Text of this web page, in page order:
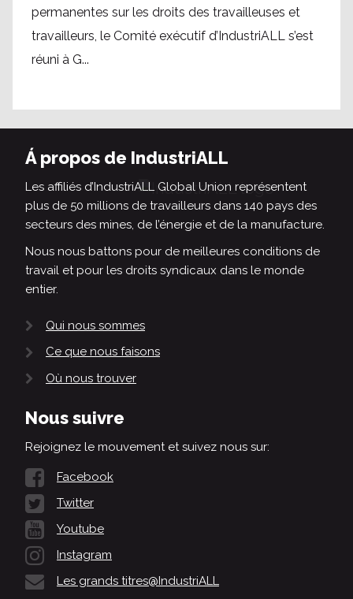
permanentes sur les droits des travailleuses et
travailleurs, le Comité exécutif d’IndustriALL s’est
réuni à G...
Á propos de IndustriALL
Les affiliés d’IndustriALL Global Union représentent
plus de 50 millions de travailleurs dans 140 pays des
secteurs des mines, de l’énergie et de la manufacture.
Nous nous battons pour de meilleures conditions de
travail et pour les droits syndicaux dans le monde
entier.
Qui nous sommes
Ce que nous faisons
Où nous trouver
Nous suivre
Rejoignez le mouvement et suivez nous sur:
Facebook
Twitter
Youtube
Instagram
Les grands titres@IndustriALL